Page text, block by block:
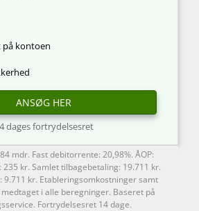
på kontoen
ANSØG HER
dages fortrydelsesret
mdr. Fast debitorrente: 20,98%. ÅOP:
235 kr. Samlet tilbagebetaling: 19.711 kr.
9.711 kr. Etableringsomkostninger samt
i alle beregninger. Baseret på
Fortrydelsesret 14 dage.